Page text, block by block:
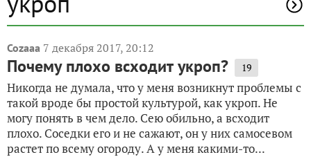
Cozaaa 7 декабря 2017, 20:12
Почему плохо всходит укроп? 19
Никогда не думала, что у меня возникнут проблемы с
такой вроде бы простой культурой, как укроп. Не
могу понять в чем дело. Сею обильно, а всходит
плохо. Соседки его и не сажают, он у них самосевом
растет по всему огороду. А у меня какими-то...